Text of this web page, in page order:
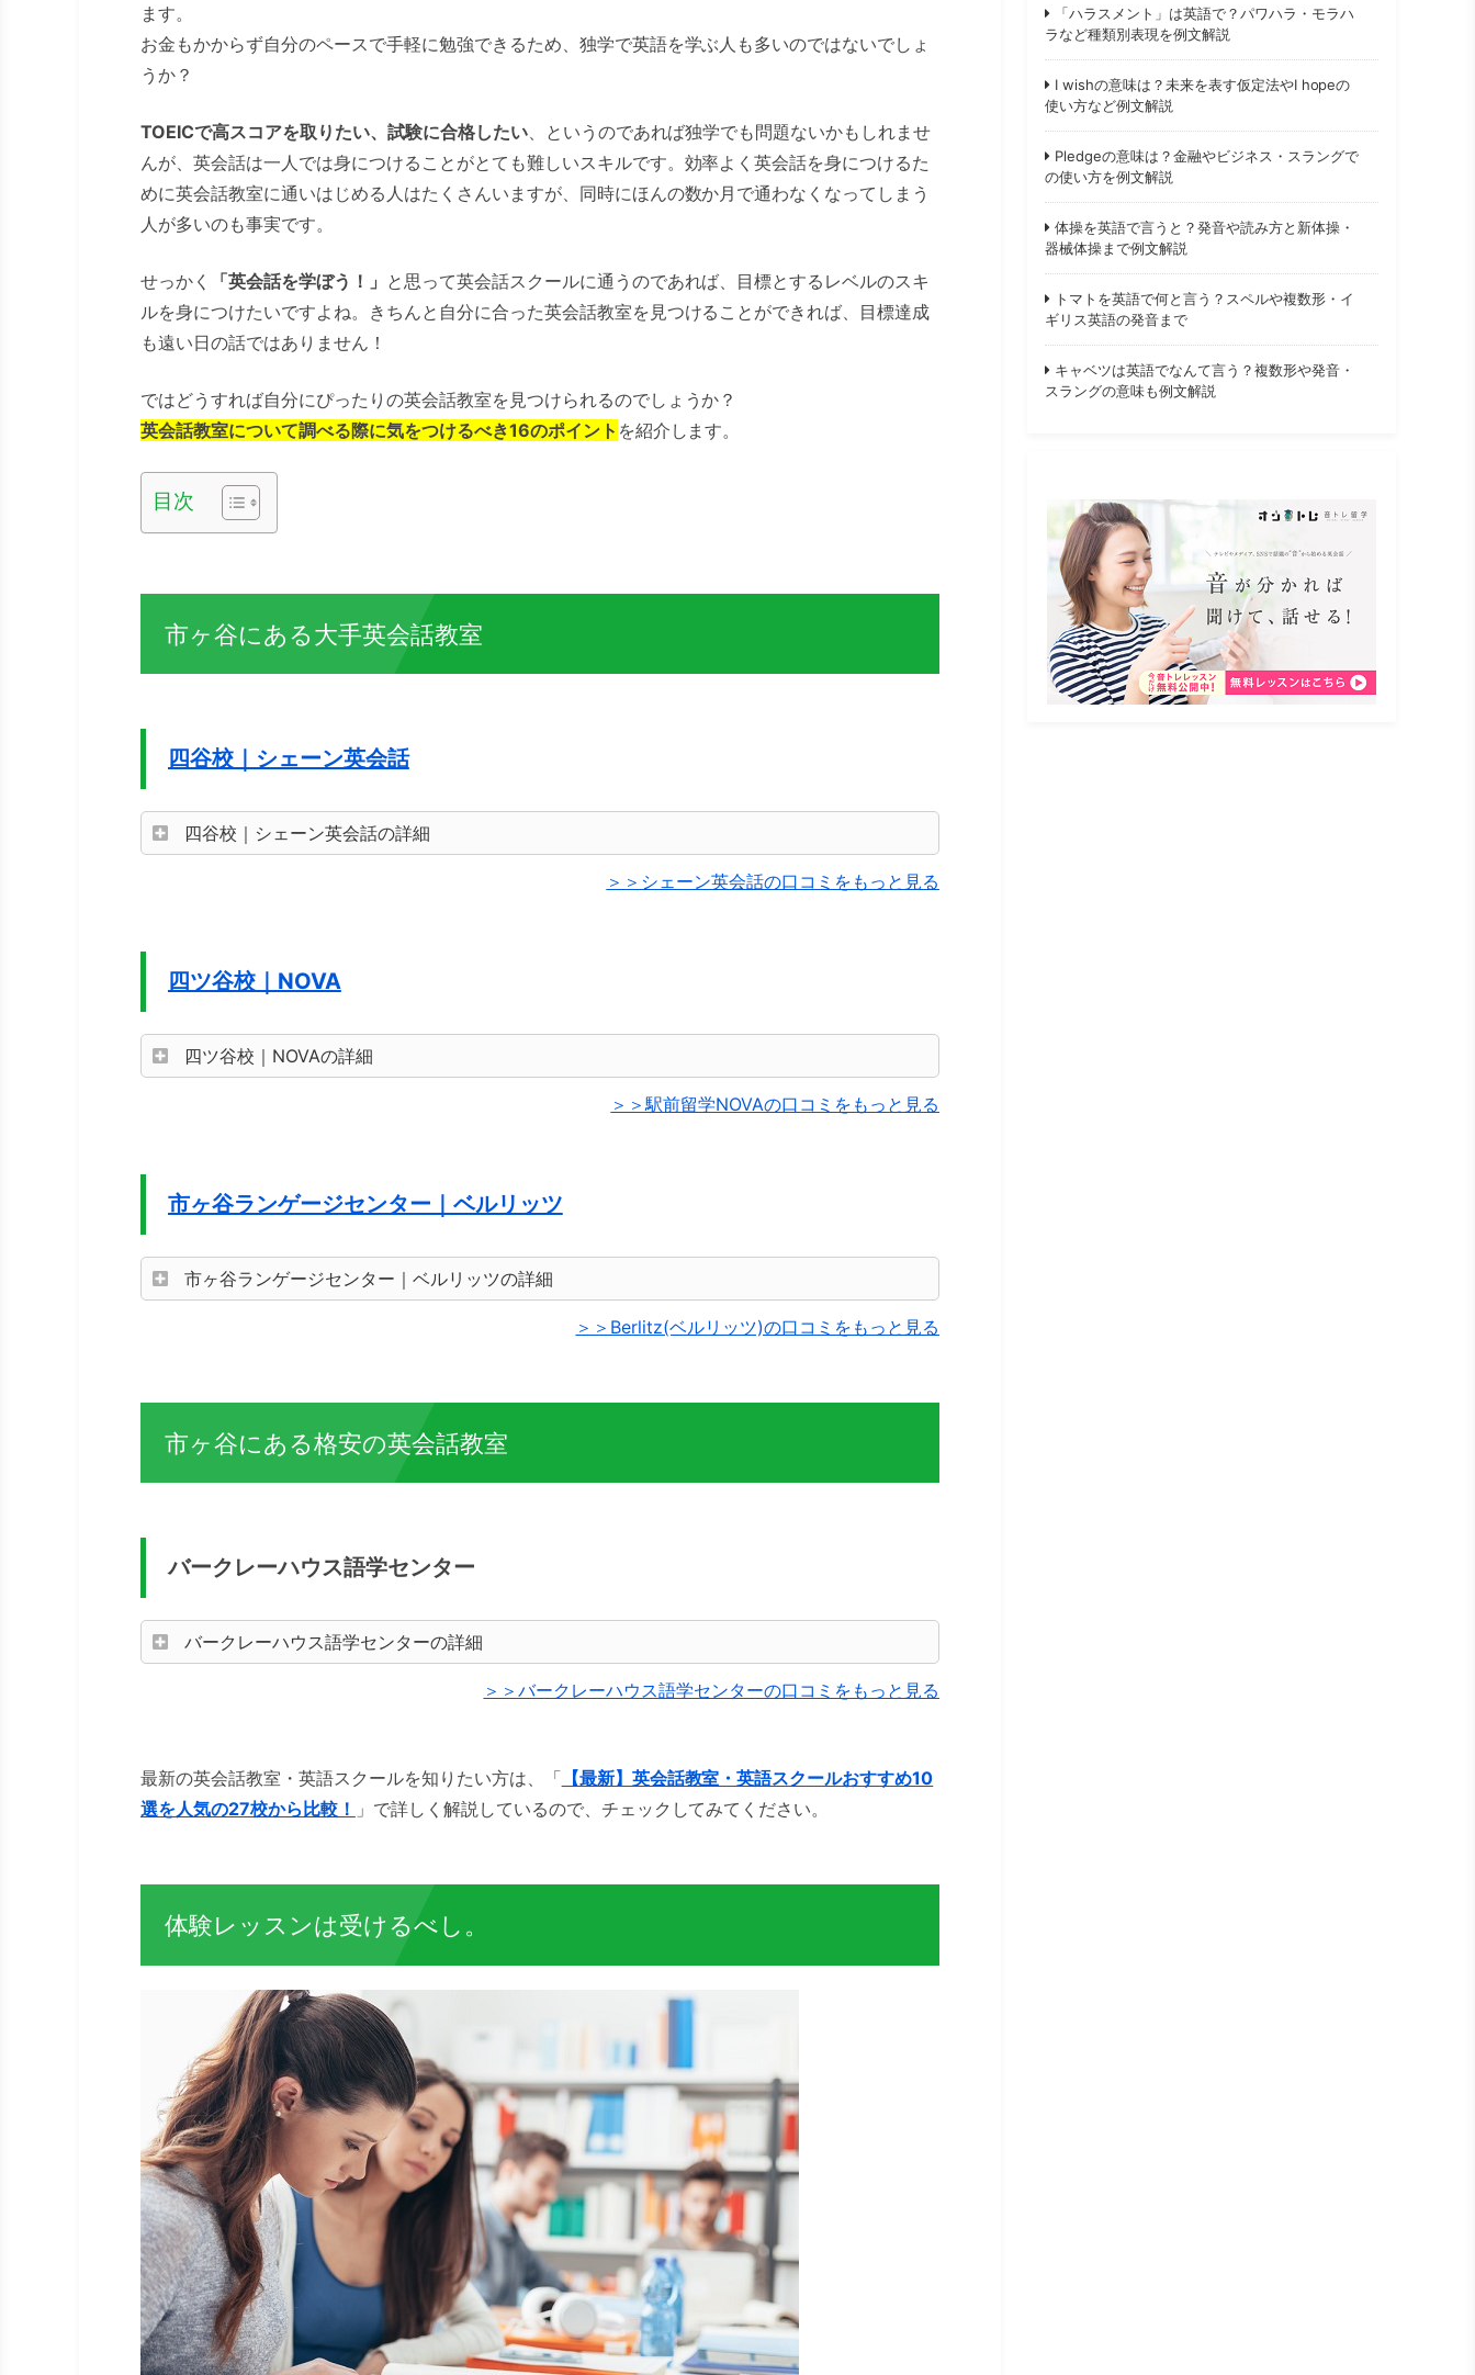
ます。
お金もかからず自分のペースで手軽に勉強できるため、独学で英語を学ぶ人も多いのではないでしょ
うか？
TOEICで高スコアを取りたい、試験に合格したい、というのであれば独学でも問題ないかもしれませ
んが、英会話は一人では身につけることがとても難しいスキルです。効率よく英会話を身につけるた
めに英会話教室に通いはじめる人はたくさんいますが、同時にほんの数か月で通わなくなってしまう
人が多いのも事実です。
せっかく 「英会話を学ぼう！」 と思って英会話スクールに通うのであれば、目標とするレベルのスキ
ルを身につけたいですよね。きちんと自分に合った英会話教室を見つけることができれば、目標達成
も遠い日の話ではありません！
ではどうすれば自分にぴったりの英会話教室を見つけられるのでしょうか？
英会話教室について調べる際に気をつけるべき16のポイント を紹介します。
目次
市ヶ谷にある大手英会話教室
四谷校｜シェーン英会話
四谷校｜シェーン英会話の詳細
＞＞シェーン英会話の口コミをもっと見る
四ツ谷校｜NOVA
四ツ谷校｜NOVAの詳細
＞＞駅前留学NOVAの口コミをもっと見る
市ヶ谷ランゲージセンター｜ベルリッツ
市ヶ谷ランゲージセンター｜ベルリッツの詳細
＞＞Berlitz(ベルリッツ)の口コミをもっと見る
市ヶ谷にある格安の英会話教室
バークレーハウス語学センター
バークレーハウス語学センターの詳細
＞＞バークレーハウス語学センターの口コミをもっと見る
最新の英会話教室・英語スクールを知りたい方は、「 【最新】英会話教室・英語スクールおすすめ10
選を人気の27校から比較！ 」で詳しく解説しているので、チェックしてみてください。
体験レッスンは受けるべし。
「ハラスメント」は英語で？パワハラ・モラハ
ラなど種類別表現を例文解説
I wishの意味は？未来を表す仮定法やI hopeの
使い方など例文解説
Pledgeの意味は？金融やビジネス・スラングで
の使い方を例文解説
体操を英語で言うと？発音や読み方と新体操・
器械体操まで例文解説
トマトを英語で何と言う？スペルや複数形・イ
ギリス英語の発音まで
キャベツは英語でなんて言う？複数形や発音・
スラングの意味も例文解説